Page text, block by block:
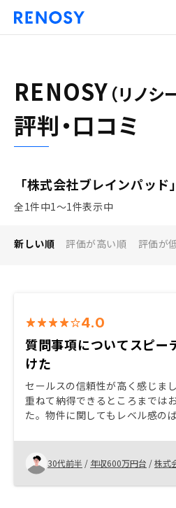
RENOSY （リノシ
評判・口コミ
「株式会社ブレインパッド」
全1件中1〜1件表示中
新しい順 評価が高い順 評価が
4.0
質問事項についてスピー
けた
セールスの信頼性が高く感じま
重ねて納得できるところまでは
た。物件に関してもレベル感の
部分は好ましく感じました。ま
とで、管理コストが低いという
けとなりました。
30代前半 / 年収600万円台 /株式